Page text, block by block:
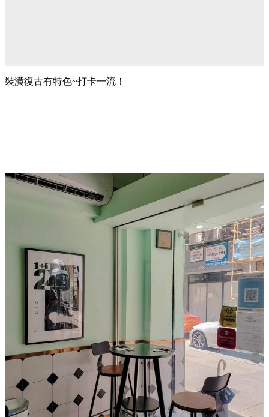
裝潢復古有特色~打卡一流！